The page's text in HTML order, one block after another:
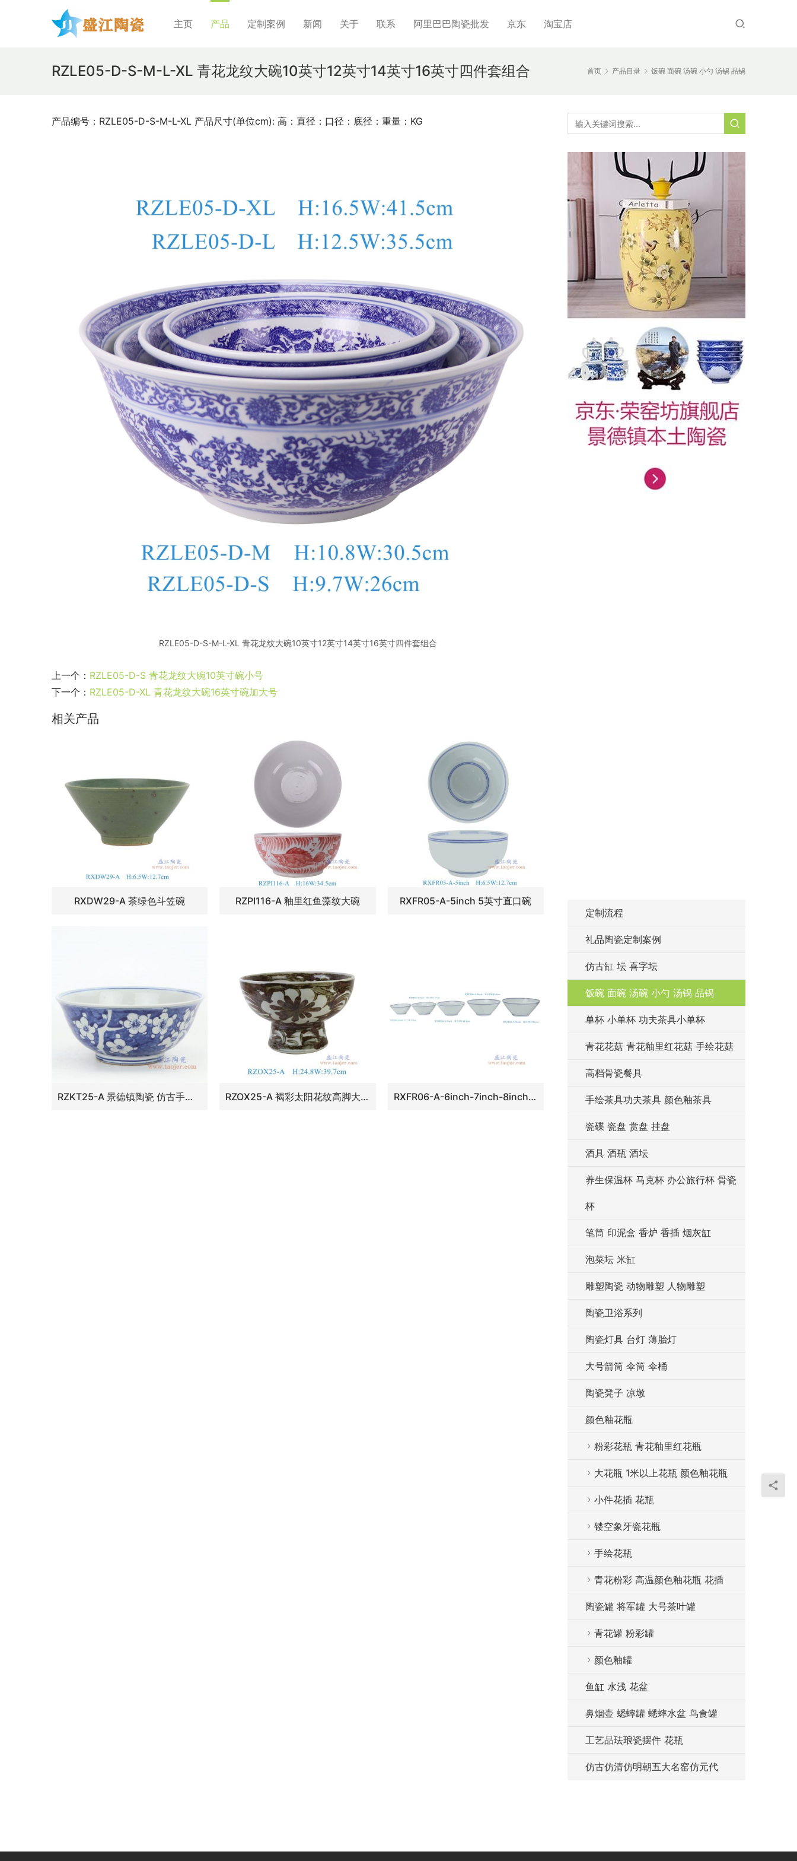
主页 产品 定制案例 新闻 关于 联系 阿里巴巴陶瓷批发 京东 淘宝店
首页 产品目录 饭碗 面碗 汤碗 小勺 汤锅 品锅
RZLE05-D-S-M-L-XL 青花龙纹大碗10英寸12英寸14英寸16英寸四件套组合
产品编号：RZLE05-D-S-M-L-XL 产品尺寸(单位cm): 高：直径：口径：底径：重量：KG
RZLE05-D-S-M-L-XL 青花龙纹大碗10英寸12英寸14英寸16英寸四件套组合
上一个： RZLE05-D-S 青花龙纹大碗10英寸碗小号
下一个： RZLE05-D-XL 青花龙纹大碗16英寸碗加大号
相关产品
RXDW29-A 茶绿色斗笠碗 RZPI116-A 釉里红鱼藻纹大碗 RXFR05-A-5inch 5英寸直口碗
RZKT25-A 景德镇陶瓷 仿古手绘青花冰梅瓷碗 RZOX25-A 褐彩太阳花纹高脚大碗 RXFR06-A-6inch-7inch-8inch-9inch-10inch 内螺纹斗碗组合图
定制流程
礼品陶瓷定制案例
仿古缸 坛 喜字坛
饭碗 面碗 汤碗 小勺 汤锅 品锅
单杯 小单杯 功夫茶具小单杯
青花花菇 青花釉里红花菇 手绘花菇
高档骨瓷餐具
手绘茶具功夫茶具 颜色釉茶具
瓷碟 瓷盘 赏盘 挂盘
酒具 酒瓶 酒坛
养生保温杯 马克杯 办公旅行杯 骨瓷
杯
笔筒 印泥盒 香炉 香插 烟灰缸
泡菜坛 米缸
雕塑陶瓷 动物雕塑 人物雕塑
陶瓷卫浴系列
陶瓷灯具 台灯 薄胎灯
大号箭筒 伞筒 伞桶
陶瓷凳子 凉墩
颜色釉花瓶
粉彩花瓶 青花釉里红花瓶
大花瓶 1米以上花瓶 颜色釉花瓶
小件花插 花瓶
镂空象牙瓷花瓶
手绘花瓶
青花粉彩 高温颜色釉花瓶 花插
陶瓷罐 将军罐 大号茶叶罐
青花罐 粉彩罐
颜色釉罐
鱼缸 水浅 花盆
鼻烟壶 蟋蟀罐 蟋蟀水盆 鸟食罐
工艺品珐琅瓷摆件 花瓶
仿古仿清仿明朝五大名窑仿元代